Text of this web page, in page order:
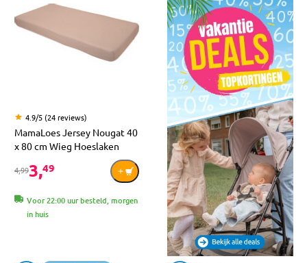
4.9/5 (24 reviews)
MamaLoes Jersey Nougat 40
x 80 cm Wieg Hoeslaken
4,993,49
Voor 22:00 uur besteld, morgen
in huis